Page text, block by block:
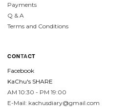
Payments
Q & A
Terms and Conditions
CONTACT
Facebook
KaChu's SHARE
AM 10:30 - PM 19:00
E-Mail: kachusdiary@gmail.com